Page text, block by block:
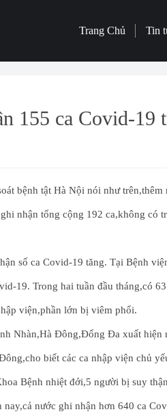
Trang Chủ Tin
155 ca Covid-19
bệnh tật Hà Nội nói như
nhận tổng cộng 192 ca,không có
số ca Covid-19 tăng. Tại Bệnh
19. Trong hai tuần đầu tháng,có
viện,phần lớn bị viêm phổi.
Nhàn,Hà Đông,Đống Đa xuất
biết các ca nhập viện chủ
Bệnh nhiệt đới,5 người bị suy
nay,cả nước ghi nhận hơn 640 ca